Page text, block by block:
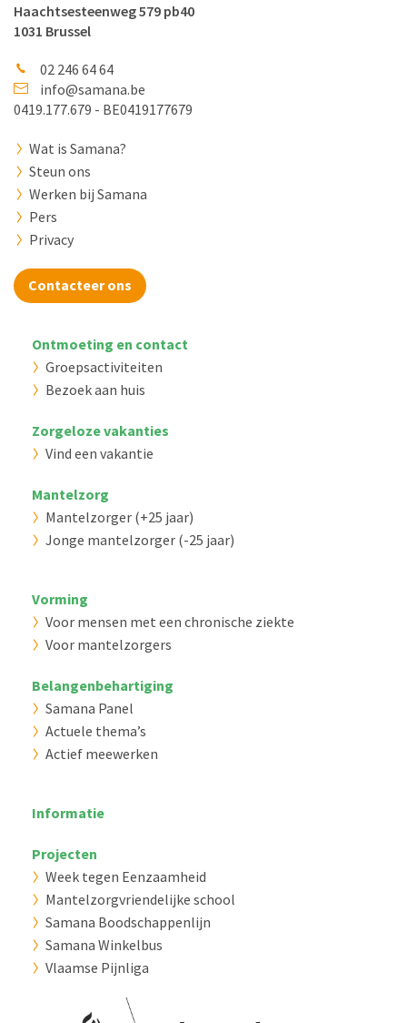
Haachtsesteenweg 579 pb40
1031 Brussel
02 246 64 64
info@samana.be
0419.177.679 - BE0419177679
Wat is Samana?
Steun ons
Werken bij Samana
Pers
Privacy
Contacteer ons
Ontmoeting en contact
Groepsactiviteiten
Bezoek aan huis
Zorgeloze vakanties
Vind een vakantie
Mantelzorg
Mantelzorger (+25 jaar)
Jonge mantelzorger (-25 jaar)
Vorming
Voor mensen met een chronische ziekte
Voor mantelzorgers
Belangenbehartiging
Samana Panel
Actuele thema’s
Actief meewerken
Informatie
Projecten
Week tegen Eenzaamheid
Mantelzorgvriendelijke school
Samana Boodschappenlijn
Samana Winkelbus
Vlaamse Pijnliga